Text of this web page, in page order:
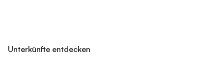
Unterkünfte entdecken